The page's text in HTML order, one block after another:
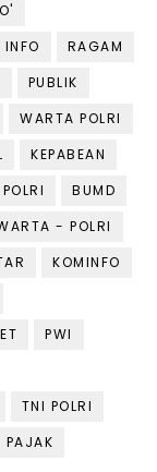
INFO
RAGAM
PUBLIK
WARTA POLRI
KEPABEAN
BUMD
- POLRI
KOMINFO
PWI
TNI POLRI
PAJAK